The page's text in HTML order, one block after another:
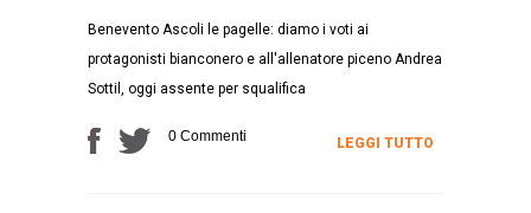
Benevento Ascoli le pagelle: diamo i voti ai
protagonisti bianconero e all'allenatore piceno Andrea
Sottil, oggi assente per squalifica
0 Commenti LEGGI TUTTO